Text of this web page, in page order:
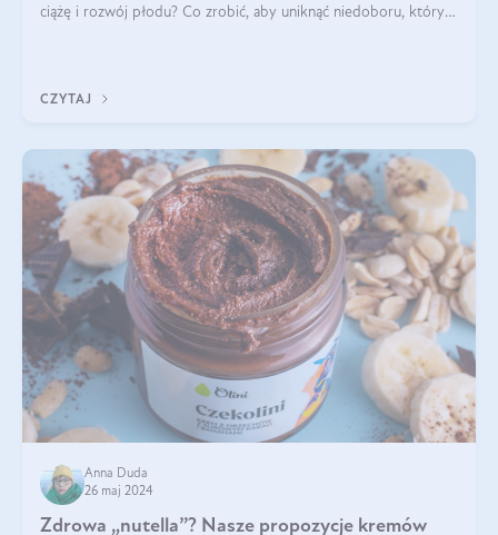
ciążę i rozwój płodu? Co zrobić, aby uniknąć niedoboru, który
CZYTAJ
Anna Duda
26 maj 2024
Zdrowa „nutella”? Nasze propozycje kremów